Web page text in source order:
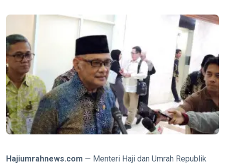
Hajiumrahnews.com — Menteri Haji dan Umrah Republik